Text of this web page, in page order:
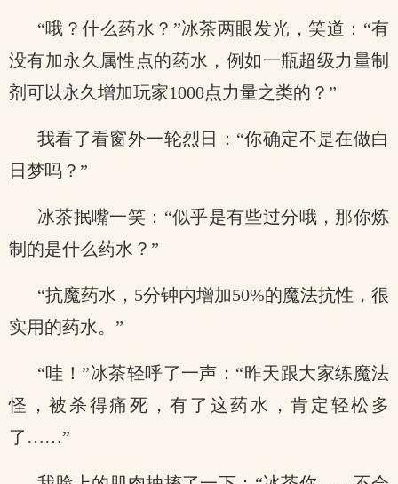
“哦？什么药水？”冰茶两眼发光，笑道：“有
没有加永久属性点的药水，例如一瓶超级力量制
剂可以永久增加玩家1000点力量之类的？”
我看了看窗外一轮烈日：“你确定不是在做白
日梦吗？”
冰茶抿嘴一笑：“似乎是有些过分哦，那你炼
制的是什么药水？”
“抗魔药水，5分钟内增加50%的魔法抗性，很
实用的药水。”
“哇！”冰茶轻呼了一声：“昨天跟大家练魔法
怪，被杀得痛死，有了这药水，肯定轻松多
了……”